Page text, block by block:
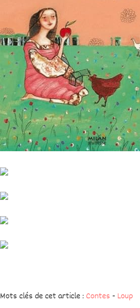
Mots clés de cet article : Contes - Loup